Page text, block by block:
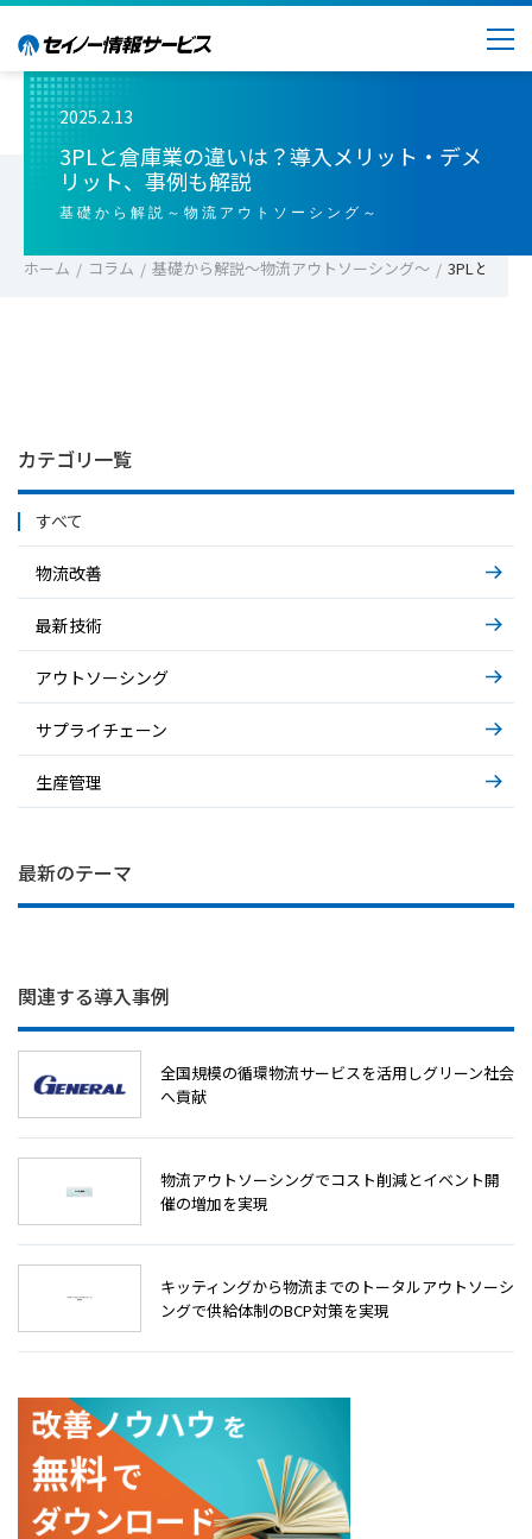
2025.2.13
3PLと倉庫業の違いは？導入メリット・デメ
リット、事例も解説
基礎から解説～物流アウトソーシング～
ホーム コラム 基礎から解説～物流アウトソーシング～ 3PLと倉庫
カテゴリ一覧
すべて
物流改善
最新技術
アウトソーシング
サプライチェーン
生産管理
最新のテーマ
IT部門の困りごと… システム運用の裏側
基礎から解説～AIエージェント～
基礎から解説～物流アウトソーシング～
関連する導入事例
全国規模の循環物流サービスを活用しグリーン社会
へ貢献
物流アウトソーシングでコスト削減とイベント開
催の増加を実現
キッティングから物流までのトータルアウトソーシ
ングで供給体制のBCP対策を実現